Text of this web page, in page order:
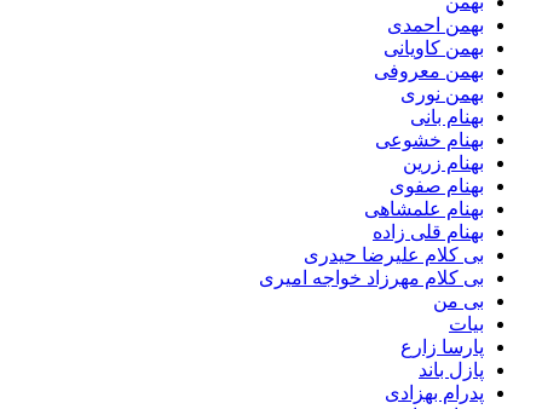
بهمن احمدی
بهمن کاویانی
بهمن معروفی
بهمن نوری
بهنام بانی
بهنام خشوعی
بهنام زرین
بهنام صفوی
بهنام علمشاهی
بهنام قلی زاده
بی کلام علیرضا حیدری
بی کلام مهرزاد خواجه امیری
بی من
بیات
پارسا زارع
پازل باند
پدرام بهزادی